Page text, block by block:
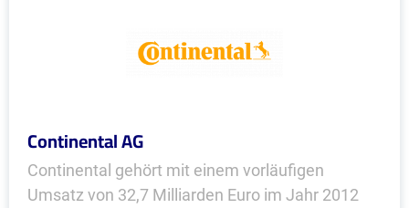
Continental AG
Continental gehört mit einem vorläufigen
Umsatz von 32,7 Milliarden Euro im Jahr 2012